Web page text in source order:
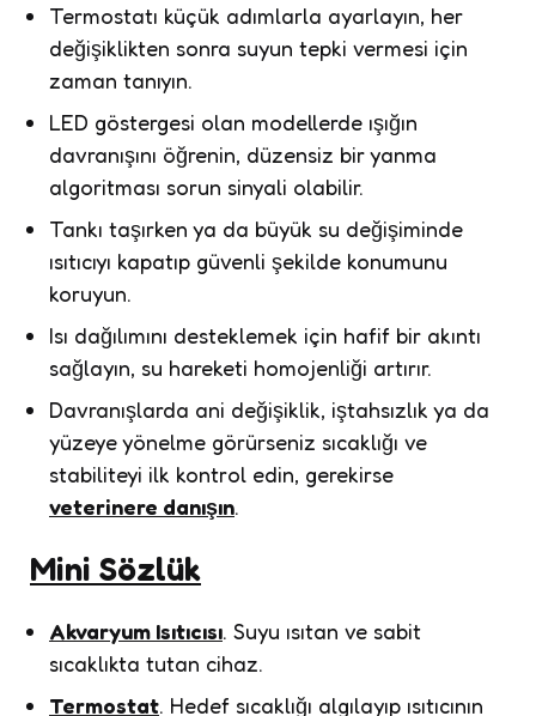
Termostatı küçük adımlarla ayarlayın, her
değişiklikten sonra suyun tepki vermesi için
zaman tanıyın.
LED göstergesi olan modellerde ışığın
davranışını öğrenin, düzensiz bir yanma
algoritması sorun sinyali olabilir.
Tankı taşırken ya da büyük su değişiminde
ısıtıcıyı kapatıp güvenli şekilde konumunu
koruyun.
Isı dağılımını desteklemek için hafif bir akıntı
sağlayın, su hareketi homojenliği artırır.
Davranışlarda ani değişiklik, iştahsızlık ya da
yüzeye yönelme görürseniz sıcaklığı ve
stabiliteyi ilk kontrol edin, gerekirse
veterinere danışın.
Mini Sözlük
Akvaryum Isıtıcısı. Suyu ısıtan ve sabit
sıcaklıkta tutan cihaz.
Termostat. Hedef sıcaklığı algılayıp ısıtıcının